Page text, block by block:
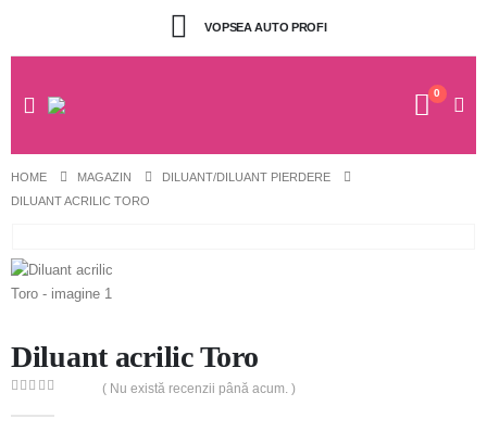
VOPSEA AUTO PROFI
0
HOME MAGAZIN
DILUANT/DILUANT PIERDERE
DILUANT ACRILIC TORO
Diluant acrilic Toro
( Nu există recenzii până acum. )